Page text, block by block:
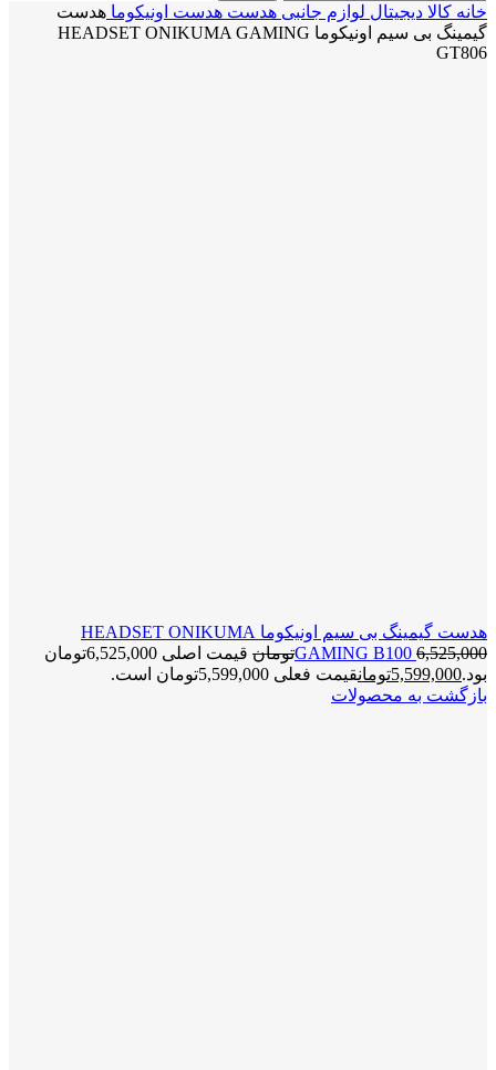
خانه کالا دیجیتال لوازم جانبی هدست هدست اونیکوما هدست
گیمینگ بی سیم اونیکوما HEADSET ONIKUMA GAMING
GT806
هدست گیمینگ بی سیم اونیکوما HEADSET ONIKUMA
GAMING B100 6,525,000 تومان
قیمت اصلی 6,525,000تومان
بود.5,599,000تومانقیمت فعلی 5,599,000تومان است.
بازگشت به محصولات